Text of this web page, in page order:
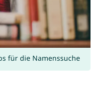
für die Namenssuche